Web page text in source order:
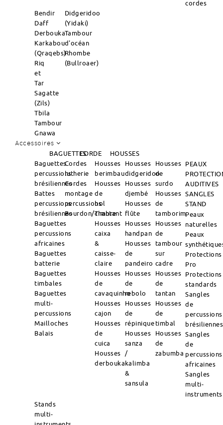
cordes
Bendir
Daff
Derbouka
Karkabou
(Qraqebs)
Riq
et
Tar
Sagatte
(Zils)
Tbila
Tambour
Gnawa
Didgeridoo
(Yidaki)
Tambour
d'océan
Rhombe
(Bullroaer)
Accessoires
BAGUETTESCORDE
HOUSSES
Baguettes
percussions
brésiliennes
Battes
percussions
brésiliennes
Baguettes
percussions
africaines
Baguettes
batterie
Baguettes
timbales
Baguettes
multi-
percussions
Mailloches
Balais
Cordes
lutherie
Cordes
montage
percussions
Bourdon/Timbre
Housses
berimbau
Housses
de
bol
chantant
Housses
caixa
&
caisse-
claire
Housses
de
cavaquinho
Housses
cajon
Housses
de
cuica
Housses
derbouka
Housses
didgeridoo
Housses
djembé
Housses
flûte
Housses
handpan
Housses
de
pandeiro
Housses
de
rebolo
Housses
de
répinique
Housses
sanza
/
kalimba
&
sansula
Housses
de
surdo
Housses
de
tamborim
Housses
de
tambour
sur
cadre
Housses
de
tantan
Housses
de
timbal
Housses
de
zabumba
PEAUX
AUDITIVES
SANGLES
STAND
Peaux
naturelles
Peaux
Protections
Pro
Protections
standards
Sangles
de
percussions
brésiliennes
Sangles
de
percussions
africaines
Sangles
multi-
instruments
Stands
multi-